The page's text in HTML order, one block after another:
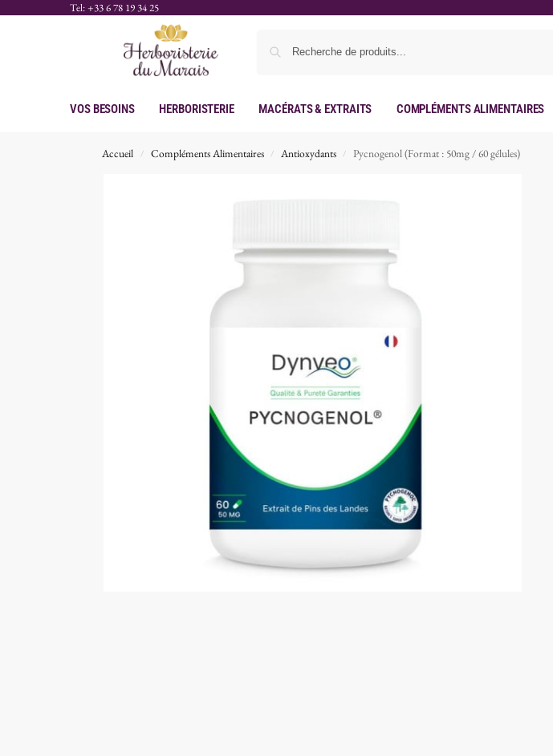
Tel: +33 6 78 19 34 25
Vos Besoins Herboristerie Macérats & Extraits Compléments Alimentaires
Accueil / Compléments Alimentaires / Antioxydants / Pycnogenol (Format : 50mg / 60 gélules)